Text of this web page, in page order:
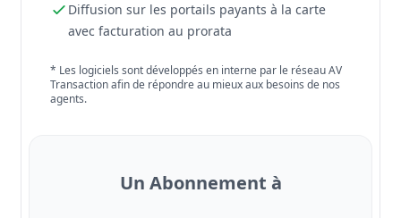
Diffusion sur les portails payants à la carte
avec facturation au prorata
* Les logiciels sont développés en interne par le réseau AV
Transaction afin de répondre au mieux aux besoins de nos
agents.
Un Abonnement à